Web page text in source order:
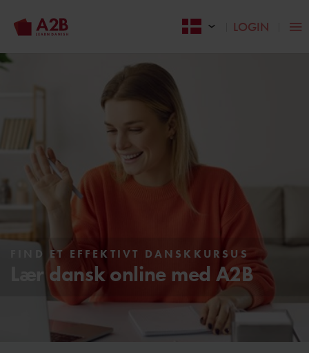
LOGIN
FIND ET EFFEKTIVT DANSKKURSUS
Lær dansk online med A2B